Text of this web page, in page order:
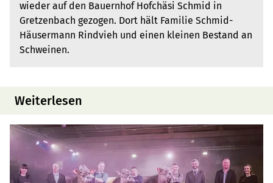
wieder auf den Bauernhof Hofchäsi Schmid in
Gretzenbach gezogen. Dort hält Familie Schmid­-
Häusermann Rindvieh und einen kleinen Bestand an
Schweinen.
Weiterlesen